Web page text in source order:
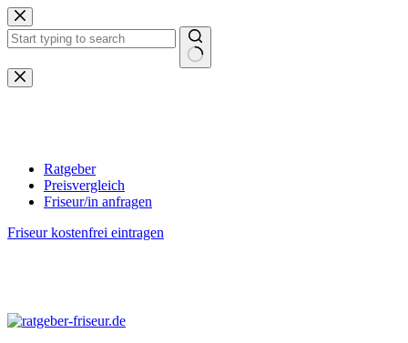
Zum
Inhalt
springen
Keine
Ergebnisse
Ratgeber
Preisvergleich
Friseur/in anfragen
Friseur kostenfrei eintragen